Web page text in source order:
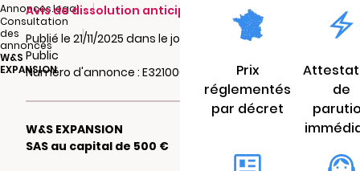
Annonces.legal
|
Consultation
des
annonces
|
W&S
EXPANSION
Avis de dissolution anticipée
Publié le 21/11/2025 dans le journal Le Bien
Public
Numéro d'annonce : E32100657axsf
W&S EXPANSION
SAS au capital de 500 €
Prix
réglementés
par décret
de